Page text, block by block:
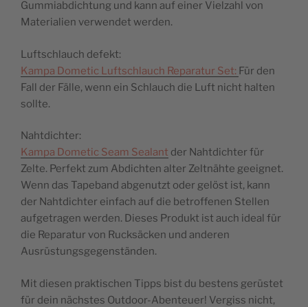
Gummiabdichtung und kann auf einer Vielzahl von
Materialien verwendet werden.
Luftschlauch defekt:
Kampa Dometic Luftschlauch Reparatur Set: Für den
Fall der Fälle, wenn ein Schlauch die Luft nicht halten
sollte.
Nahtdichter:
Kampa Dometic Seam Sealant der Nahtdichter für
Zelte. Perfekt zum Abdichten alter Zeltnähte geeignet.
Wenn das Tapeband abgenutzt oder gelöst ist, kann
der Nahtdichter einfach auf die betroffenen Stellen
aufgetragen werden. Dieses Produkt ist auch ideal für
die Reparatur von Rucksäcken und anderen
Ausrüstungsgegenständen.
Mit diesen praktischen Tipps bist du bestens gerüstet
für dein nächstes Outdoor-Abenteuer! Vergiss nicht,